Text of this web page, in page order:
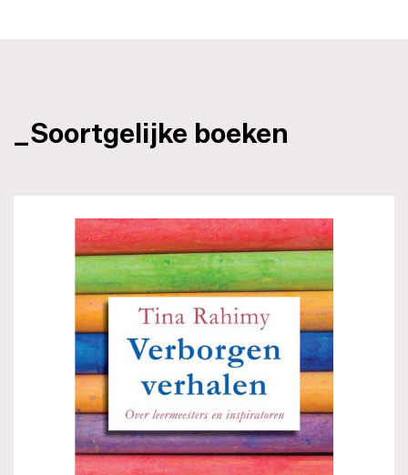
_Soortgelijke boeken